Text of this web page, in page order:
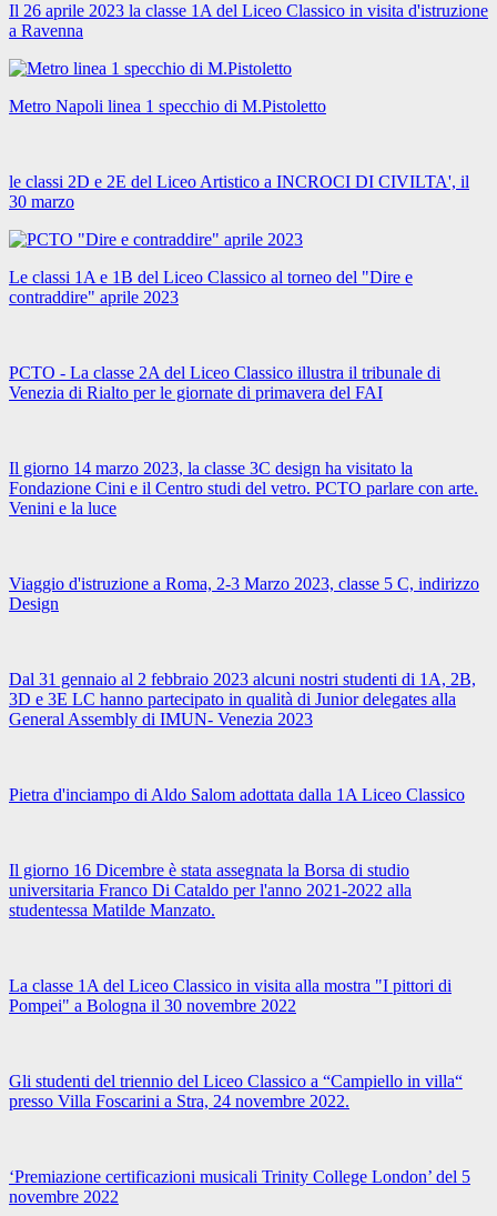
Il 26 aprile 2023 la classe 1A del Liceo Classico in visita d'istruzione
a Ravenna
Metro Napoli linea 1 specchio di M.Pistoletto
le classi 2D e 2E del Liceo Artistico a INCROCI DI CIVILTA', il
30 marzo
Le classi 1A e 1B del Liceo Classico al torneo del "Dire e
contraddire" aprile 2023
PCTO - La classe 2A del Liceo Classico illustra il tribunale di
Venezia di Rialto per le giornate di primavera del FAI
Il giorno 14 marzo 2023, la classe 3C design ha visitato la
Fondazione Cini e il Centro studi del vetro. PCTO parlare con arte.
Venini e la luce
Viaggio d'istruzione a Roma, 2-3 Marzo 2023, classe 5 C, indirizzo
Design
Dal 31 gennaio al 2 febbraio 2023 alcuni nostri studenti di 1A, 2B,
3D e 3E LC hanno partecipato in qualità di Junior delegates alla
General Assembly di IMUN- Venezia 2023
Pietra d'inciampo di Aldo Salom adottata dalla 1A Liceo Classico
Il giorno 16 Dicembre è stata assegnata la Borsa di studio
universitaria Franco Di Cataldo per l'anno 2021-2022 alla
studentessa Matilde Manzato.
La classe 1A del Liceo Classico in visita alla mostra "I pittori di
Pompei" a Bologna il 30 novembre 2022
Gli studenti del triennio del Liceo Classico a “Campiello in villa“
presso Villa Foscarini a Stra, 24 novembre 2022.
‘Premiazione certificazioni musicali Trinity College London’ del 5
novembre 2022